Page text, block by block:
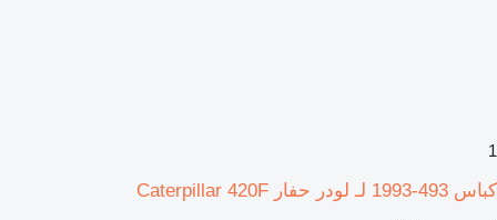
1
كباس 493-1993 لـ لودر حفار Caterpillar 420F